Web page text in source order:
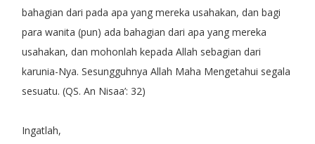
bahagian dari pada apa yang mereka usahakan, dan bagi
para wanita (pun) ada bahagian dari apa yang mereka
usahakan, dan mohonlah kepada Allah sebagian dari
karunia-Nya. Sesungguhnya Allah Maha Mengetahui segala
sesuatu. (QS. An Nisaa’: 32)
Ingatlah,